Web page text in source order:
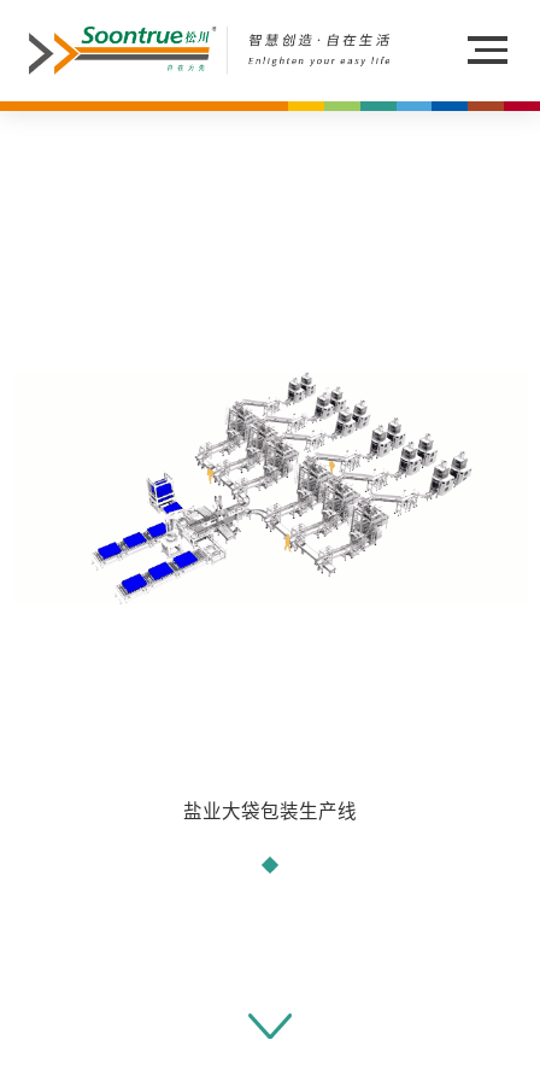
盐业大袋包装生产线